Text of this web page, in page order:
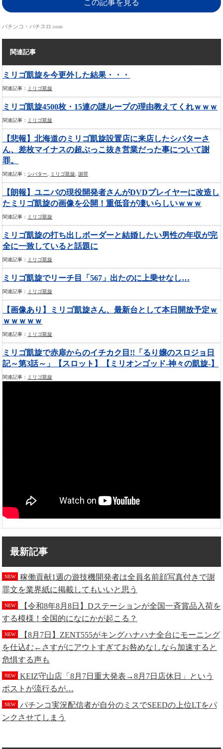
この記事を見る
パチンコ・パチスロ.com
関連記事
ミリゴ凱旋を今更外した結果・・・
関連記事： ミリゴ凱旋
ミリゴ凱旋4500枚・15連の謎ループの理由教えてくれｗｗｗ
関連記事： ミリゴ凱旋
【悲報】北海道のミリゴ凱旋設置店に来店したシバターさ
ん、差枚マイナスの超ぶっこ抜き営業だった事について謝
罪。
関連記事： シバター, ミリゴ凱旋, 謝罪
【朗報】ユニバの現役開発者さんがDVDプレイヤーに改造し
たミリゴ凱旋の画像を公開！重低音が凄いらしいｗｗｗ
関連記事： ミリゴ凱旋
ミリゴ凱旋の打ち出しボーダーと結婚したい男性の年収が完
全に一致していると話題に
関連記事： ミリゴ凱旋
ミリゴ凱旋でリーチ目「567」出たのに上乗せなし…
関連記事： ミリゴ凱旋
【画像あり】ミリゴ凱旋さん、最新台として本日開放予定ｗ
ｗｗｗｗｗ
関連記事： ミリゴ凱旋
ミリゴ凱旋で赤扉からのイチカク目!!「るり嬢のスロジョ日
記～第3話～」【スロット】【ミリオンゴッド-神々の凱旋-】
関連記事： ミリゴ凱旋
最新記事
NEW
稼働貢献1週の遊技機開発者は全員名前顔写真付きで謝
罪文を業界紙に掲載してもいいと思う
NEW
【令和8年8月8日】Dステーションが全国一斉賞品入荷を
する模様！全国的になにかが起こる？
NEW
【8月7日】ZENT555がキングハナハナ全台にモーニング
を仕込む←さすがにアウトすぎてお咎めなしなら加速すると
危惧する声も
NEW
KEIZ守山店「8月7日重大発表→8月7日店休日」という
ポストが流行るが…
NEW
パチンコ実況配信者が自分のミスでSEEDの上位LTをパ
ンクさせてしまう